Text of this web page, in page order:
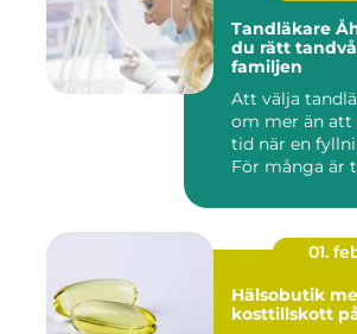
Tandläkare Åhus så
du rätt
familjen
Att välja
om mer än att
tid när en
För många är
01.
Hälsobutik mer än bara
kosttillskott